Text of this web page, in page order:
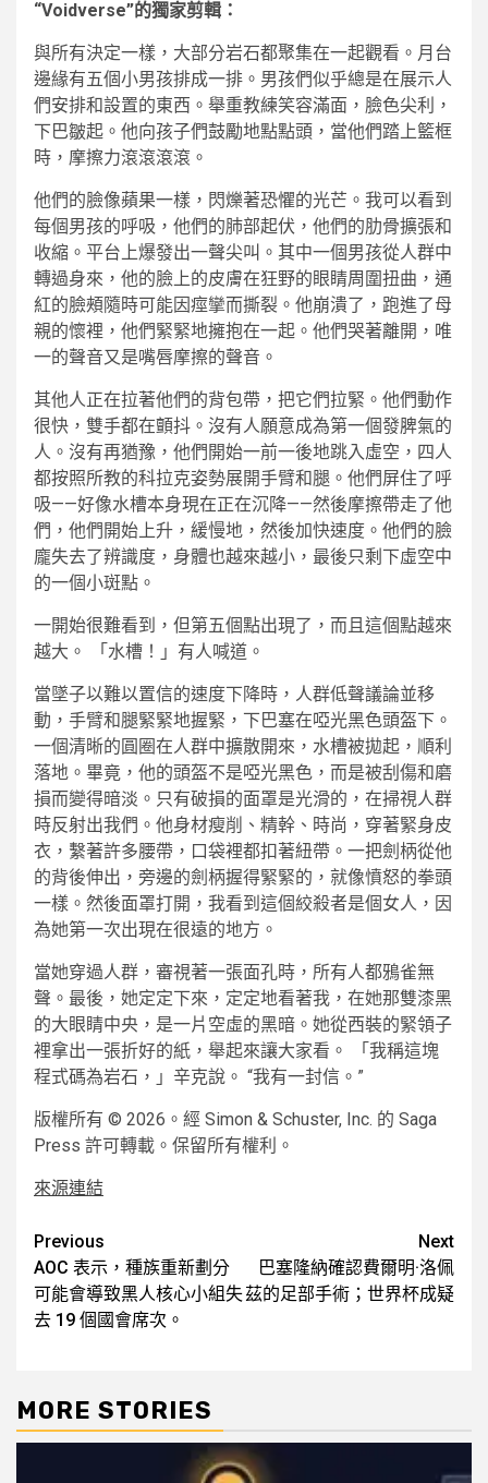
“Voidverse”的獨家剪輯：
與所有決定一樣，大部分岩石都聚集在一起觀看。月台
邊緣有五個小男孩排成一排。男孩們似乎總是在展示人
們安排和設置的東西。舉重教練笑容滿面，臉色尖利，
下巴皺起。他向孩子們鼓勵地點點頭，當他們踏上籃框
時，摩擦力滾滾滾滾。
他們的臉像蘋果一樣，閃爍著恐懼的光芒。我可以看到
每個男孩的呼吸，他們的肺部起伏，他們的肋骨擴張和
收縮。平台上爆發出一聲尖叫。其中一個男孩從人群中
轉過身來，他的臉上的皮膚在狂野的眼睛周圍扭曲，通
紅的臉頰隨時可能因痙攣而撕裂。他崩潰了，跑進了母
親的懷裡，他們緊緊地擁抱在一起。他們哭著離開，唯
一的聲音又是嘴唇摩擦的聲音。
其他人正在拉著他們的背包帶，把它們拉緊。他們動作
很快，雙手都在顫抖。沒有人願意成為第一個發脾氣的
人。沒有再猶豫，他們開始一前一後地跳入虛空，四人
都按照所教的科拉克姿勢展開手臂和腿。他們屏住了呼
吸——好像水槽本身現在正在沉降——然後摩擦帶走了他
們，他們開始上升，緩慢地，然後加快速度。他們的臉
龐失去了辨識度，身體也越來越小，最後只剩下虛空中
的一個小斑點。
一開始很難看到，但第五個點出現了，而且這個點越來
越大。 「水槽！」有人喊道。
當墜子以難以置信的速度下降時，人群低聲議論並移
動，手臂和腿緊緊地握緊，下巴塞在啞光黑色頭盔下。
一個清晰的圓圈在人群中擴散開來，水槽被拋起，順利
落地。畢竟，他的頭盔不是啞光黑色，而是被刮傷和磨
損而變得暗淡。只有破損的面罩是光滑的，在掃視人群
時反射出我們。他身材瘦削、精幹、時尚，穿著緊身皮
衣，繫著許多腰帶，口袋裡都扣著紐帶。一把劍柄從他
的背後伸出，旁邊的劍柄握得緊緊的，就像憤怒的拳頭
一樣。然後面罩打開，我看到這個絞殺者是個女人，因
為她第一次出現在很遠的地方。
當她穿過人群，審視著一張面孔時，所有人都鴉雀無
聲。最後，她定定下來，定定地看著我，在她那雙漆黑
的大眼睛中央，是一片空虛的黑暗。她從西裝的緊領子
裡拿出一張折好的紙，舉起來讓大家看。 「我稱這塊
程式碼為岩石，」辛克說。 “我有一封信。”
版權所有 © 2026。經 Simon & Schuster, Inc. 的 Saga
Press 許可轉載。保留所有權利。
來源連結
Post
navigation
Previous
AOC 表示，種族重新劃分
可能會導致黑人核心小組失
去 19 個國會席次。
Next
巴塞隆納確認費爾明·洛佩
茲的足部手術；世界杯成疑
MORE STORIES